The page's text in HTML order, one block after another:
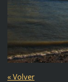
« Volver